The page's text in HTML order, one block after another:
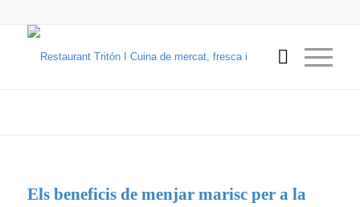
Els beneficis de menjar marisc per a la